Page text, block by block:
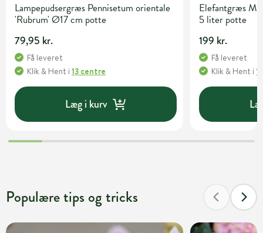
Lampepudsergræs Pennisetum orientale
'Rubrum' Ø17 cm potte
79,95 kr.
Få leveret
Klik & Hent i 13 centre
Læg i kurv
Elefantgræs
5 liter potte
199 kr.
Få leveret
Klik & Hent i
Populære tips og tricks